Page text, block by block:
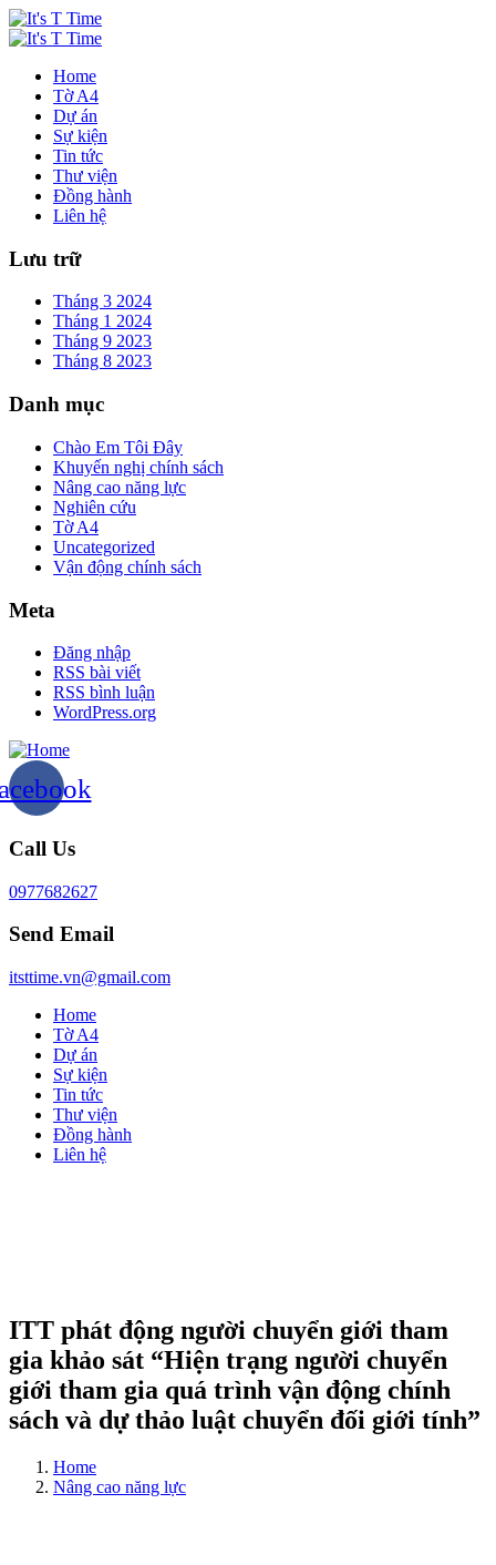
Home
Tờ A4
Dự án
Sự kiện
Tin tức
Thư viện
Đồng hành
Liên hệ
Lưu trữ
Tháng 3 2024
Tháng 1 2024
Tháng 9 2023
Tháng 8 2023
Danh mục
Chào Em Tôi Đây
Khuyến nghị chính sách
Nâng cao năng lực
Nghiên cứu
Tờ A4
Uncategorized
Vận động chính sách
Meta
Đăng nhập
RSS bài viết
RSS bình luận
WordPress.org
Call Us
0977682627
Send Email
itsttime.vn@gmail.com
Home
Tờ A4
Dự án
Sự kiện
Tin tức
Thư viện
Đồng hành
Liên hệ
ITT phát động người chuyển giới tham
gia khảo sát “Hiện trạng người chuyển
giới tham gia quá trình vận động chính
sách và dự thảo luật chuyển đối giới tính”
Home
Nâng cao năng lực